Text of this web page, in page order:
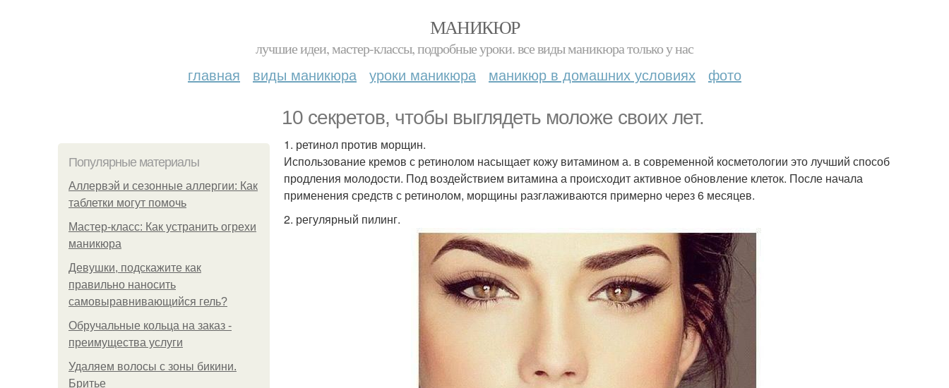
МАНИКЮР
лучшие идеи, мастер-классы, подробные уроки. все виды маникюра только у нас
главная виды маникюра уроки маникюра маникюр в домашних условиях фото
10 секретов, чтобы выглядеть моложе своих лет.
Популярные материалы
Аллервэй и сезонные аллергии: Как
таблетки могут помочь
Мастер-класс: Как устранить огрехи
маникюра
Девушки, подскажите как
правильно наносить
самовыравнивающийся гель?
Обручальные кольца на заказ -
преимущества услуги
Удаляем волосы с зоны бикини.
Бритье
1. ретинол против морщин.
Использование кремов с ретинолом насыщает кожу витамином а. в современной косметологии это лучший способ
продления молодости. Под воздействием витамина а происходит активное обновление клеток. После начала
применения средств с ретинолом, морщины разглаживаются примерно через 6 месяцев.
2. регулярный пилинг.